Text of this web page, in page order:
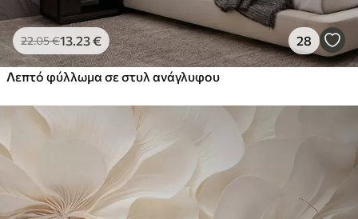
22.05€13 .23€ 28
Λεπτό φύλλωμα σε στυλ ανάγλυφου